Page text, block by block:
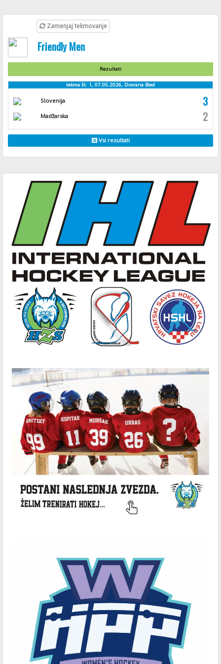
Zamenjaj tekmovanje
Friendly Men
Rezultati
tekma št. 1, 07.05.2026, Dvorana Bled
Slovenija 3
Madžarska 2
Vsi rezultati